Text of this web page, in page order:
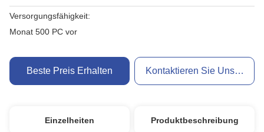
Versorgungsfähigkeit:
Monat 500 PC vor
Beste Preis Erhalten Kontaktieren Sie Uns Jetzt
Einzelheiten Produktbeschreibung